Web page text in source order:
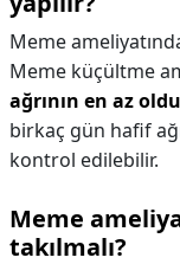
Meme
Meme küçültme
ağrının en az
birkaç gün hafif
kontrol edilebilir.
Meme
takılmalı?